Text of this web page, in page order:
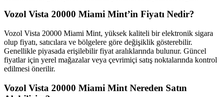
Vozol Vista 20000 Miami Mint’in Fiyatı Nedir?
Vozol Vista 20000 Miami Mint, yüksek kaliteli bir elektronik sigara
olup fiyatı, satıcılara ve bölgelere göre değişiklik gösterebilir.
Genellikle piyasada erişilebilir fiyat aralıklarında bulunur. Güncel
fiyatlar için yerel mağazalar veya çevrimiçi satış noktalarında kontrol
edilmesi önerilir.
Vozol Vista 20000 Miami Mint Nereden Satın